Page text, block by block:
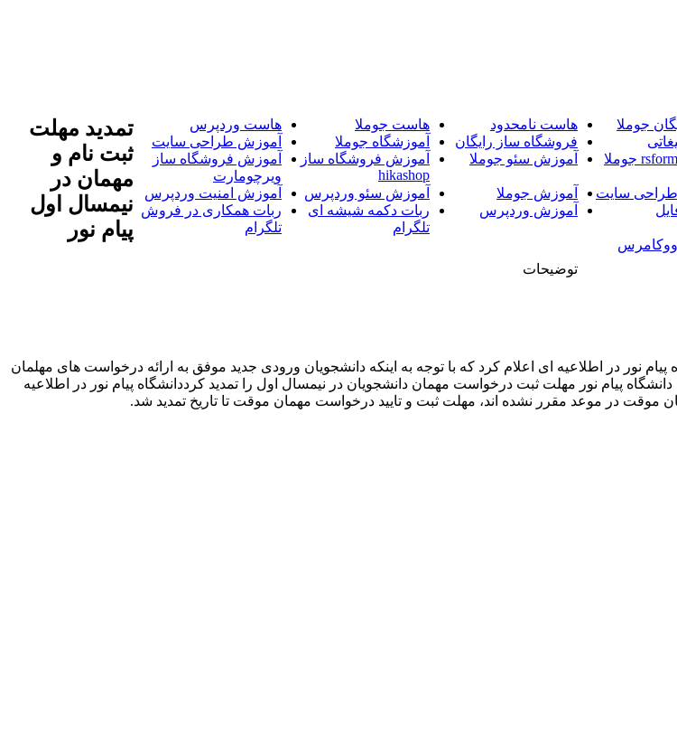
جوملا هاست نامحدود هاست جوملا
هاست وردپرس
فروشگاه ساز رایگان آموزشگاه جوملا
آموزش طراحی سایت
آموزش سئو جوملا
آموزش فروشگاه ساز
hikashop
آموزش فروشگاه ساز
ویرچومارت
سایت
آموزش جوملا آموزش سئو وردپرس
آموزش امنیت وردپرس
آموزش وردپرس
ربات دکمه شیشه ای
تلگرام
ربات همکاری در فروش
تلگرام
تمدید مهلت
ثبت نام و
مهمان در
نیمسال اول
پیام نور
توضیحات
نور در اطلاعیه ای اعلام کرد که با توجه به اینکه دانشجویان ورودی جدید موفق به ارائه درخواست های مهلمان
پیام نور مهلت ثبت درخواست مهمان دانشجویان در نیمسال اول را تمدید کرددانشگاه پیام نور در اطلاعیه
موقت در موعد مقرر نشده اند، مهلت ثبت و تایید درخواست مهمان موقت تا تاریخ تمدید شد.